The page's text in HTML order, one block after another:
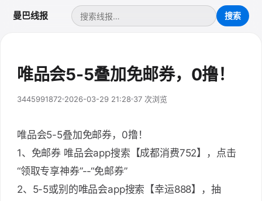
曼巴线报
唯品会5-5叠加免邮券，0撸！
3445991872 2026-03-29 21:28 37 次浏览
唯品会5-5叠加免邮券，0撸！
1、免邮券 唯品会app搜索【成都消费752】，点击
“领取专享神券”--“免邮券”
2、5-5或别的唯品会app搜索【幸运888】，抽